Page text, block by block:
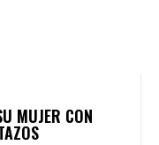
MUJER CON